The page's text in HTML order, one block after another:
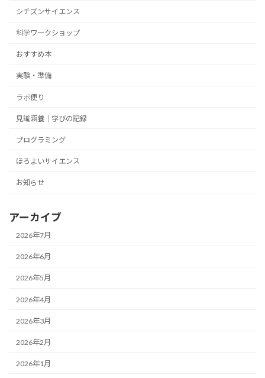
シチズンサイエンス
科学ワークショップ
おすすめ本
実験・準備
ラボ便り
見識涵養｜学びの記録
プログラミング
ほろよいサイエンス
お知らせ
アーカイブ
2026年7月
2026年6月
2026年5月
2026年4月
2026年3月
2026年2月
2026年1月